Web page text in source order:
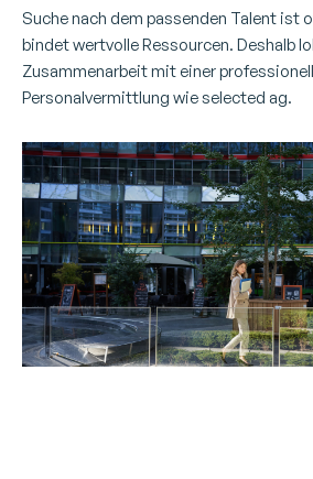
Suche nach dem passenden Talent ist
bindet wertvolle Ressourcen. Deshalb
Zusammenarbeit mit einer
Personalvermittlung wie selected ag.